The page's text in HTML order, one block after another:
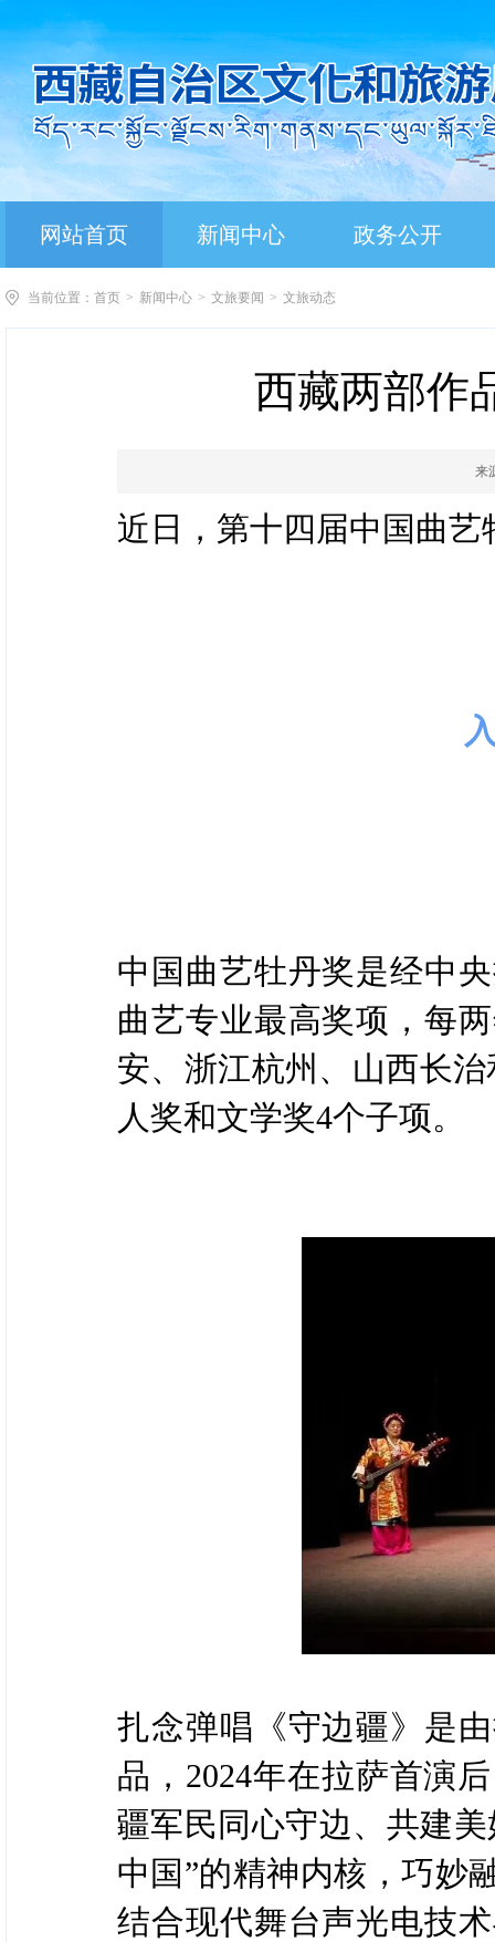
网站首页 新闻中心 政务公开
当前位置： 首页 > 新闻中心 > 文旅要闻 > 文旅动态
西藏两部作
来
近日，第十四届中国曲
中国曲艺牡丹奖是经中
曲艺专业最高奖项，每
安、浙江杭州、山西长
人奖和文学奖4个子项。
扎念弹唱《守边疆》是
品，2024年在拉萨首演
疆军民同心守边、共建
中国”的精神内核，巧妙
结合现代舞台声光电技